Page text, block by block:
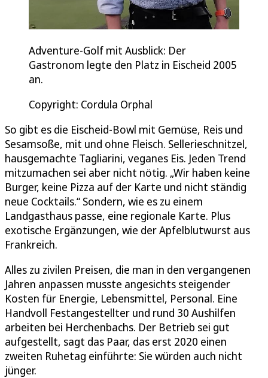
Adventure-Golf mit Ausblick: Der
Gastronom legte den Platz in Eischeid 2005
an.
Copyright: Cordula Orphal
So gibt es die Eischeid-Bowl mit Gemüse, Reis und
Sesamsoße, mit und ohne Fleisch. Sellerieschnitzel,
hausgemachte Tagliarini, veganes Eis. Jeden Trend
mitzumachen sei aber nicht nötig. „Wir haben keine
Burger, keine Pizza auf der Karte und nicht ständig
neue Cocktails.“ Sondern, wie es zu einem
Landgasthaus passe, eine regionale Karte. Plus
exotische Ergänzungen, wie der Apfelblutwurst aus
Frankreich.
Alles zu zivilen Preisen, die man in den vergangenen
Jahren anpassen musste angesichts steigender
Kosten für Energie, Lebensmittel, Personal. Eine
Handvoll Festangestellter und rund 30 Aushilfen
arbeiten bei Herchenbachs. Der Betrieb sei gut
aufgestellt, sagt das Paar, das erst 2020 einen
zweiten Ruhetag einführte: Sie würden auch nicht
jünger.